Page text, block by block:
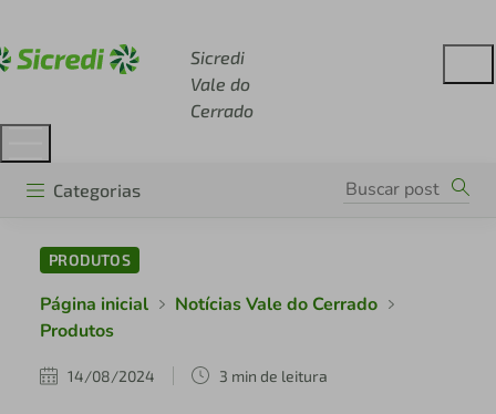
Sicredi
Vale do
Cerrado
Categorias
PRODUTOS
Página inicial
Notícias Vale do Cerrado
Produtos
14/08/2024 3 min de leitura